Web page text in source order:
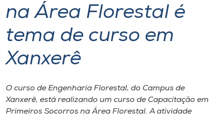
Atendimento ao Estudante
Portal de Ensino
A
Unoesc
na Área Florestal é
tema de curso em
Xanxerê
O curso de Engenharia Florestal, do Campus de
Xanxerê, está realizando um curso de Capacitação em
Primeiros Socorros na Área Florestal. A atividade